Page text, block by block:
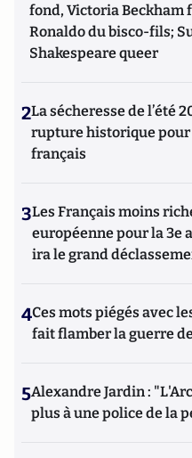
fond, Victoria
Ronaldo du bisco-fils;
Shakespeare queer
2La sécheresse de l’été
rupture historique
français
3Les Français moins
européenne pour la 3e
ira le grand
4Ces mots piégés avec
fait flamber la guerre
5Alexandre Jardin :
plus à une police de la